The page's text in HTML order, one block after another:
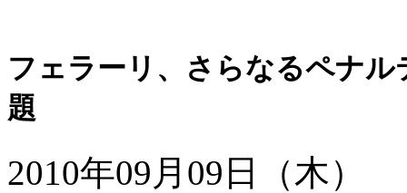
フェラーリ、さらなるペナ
題
2010年09月09日（木）